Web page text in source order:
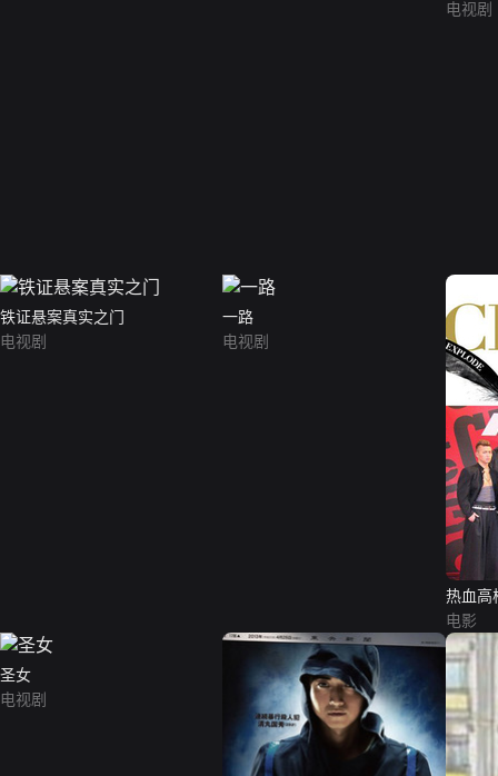
5季
电视剧
铁证悬案真实之门
电视剧
一路
电视剧
热血高
电影
圣女
电视剧